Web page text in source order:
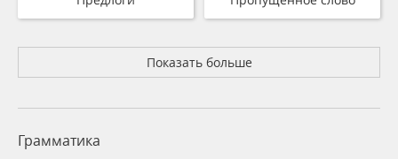
Показать больше
Грамматика